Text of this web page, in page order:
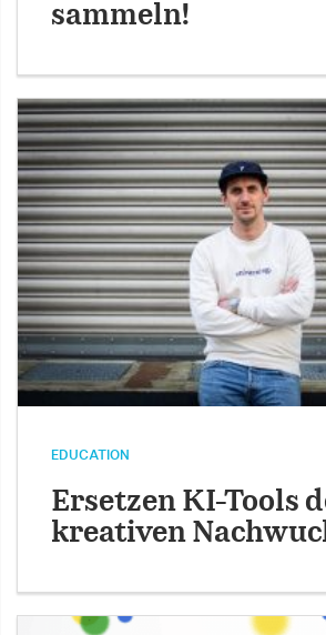
sammeln!
EDUCATION
Ersetzen KI-Tools
kreativen